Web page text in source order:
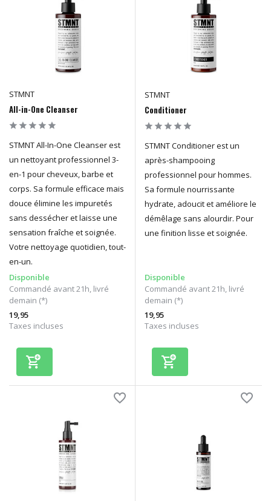
STMNT
All-in-One Cleanser
STMNT All-In-One Cleanser est
un nettoyant professionnel 3-
en-1 pour cheveux, barbe et
corps. Sa formule efficace mais
douce élimine les impuretés
sans dessécher et laisse une
sensation fraîche et soignée.
Votre nettoyage quotidien, tout-
en-un.
Disponible
Commandé avant 21h, livré
demain (*)
19,95
Taxes incluses
STMNT
Conditioner
STMNT Conditioner est un
après-shampooing
professionnel pour hommes.
Sa formule nourrissante
hydrate, adoucit et améliore le
démêlage sans alourdir. Pour
une finition lisse et soignée.
Disponible
Commandé avant 21h, livré
demain (*)
19,95
Taxes incluses